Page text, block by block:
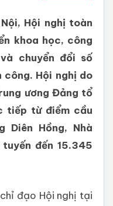
Hội nghị toàn
khoa học, công
chuyển đổi số
Hội nghị do
ương Đảng tổ
tiếp từ điểm cầu
Diên Hồng, Nhà
đến 15.345
đạo Hội nghị tại